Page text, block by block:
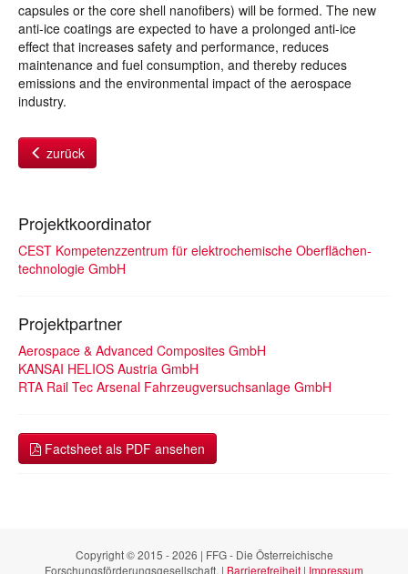
capsules or the core shell nanofibers) will be formed. The new
anti-ice coatings are expected to have a prolonged anti-ice
effect that increases safety and performance, reduces
maintenance and fuel consumption, and thereby reduces
emissions and the environmental impact of the aerospace
industry.
zurück
Projektkoordinator
CEST Kompetenzzentrum für elektrochemische Oberflächen-
technologie GmbH
Projektpartner
Aerospace & Advanced Composites GmbH
KANSAI HELIOS Austria GmbH
RTA Rail Tec Arsenal Fahrzeugversuchsanlage GmbH
Factsheet als PDF ansehen
Copyright © 2015 - 2026 | FFG - Die Österreichische
Forschungsförderungsgesellschaft. | Barrierefreiheit | Impressum